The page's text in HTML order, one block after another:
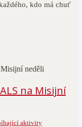
kdo má chuť
na Misijní
aktivity